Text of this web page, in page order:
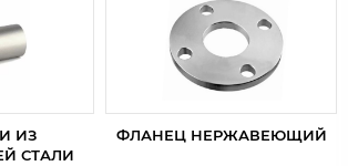
ИЗ
СТАЛИ
ФЛАНЕЦ НЕРЖАВЕЮЩИЙ